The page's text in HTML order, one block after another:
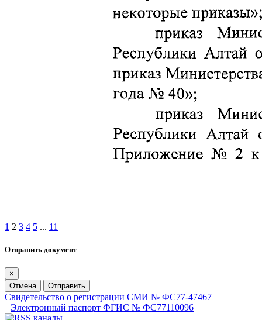
1 2 3 4 5 ... 11
Отправить документ
×
Отмена
Отправить
Свидетельство о регистрации СМИ № ФС77-47467
Электронный паспорт ФГИС № ФС77110096